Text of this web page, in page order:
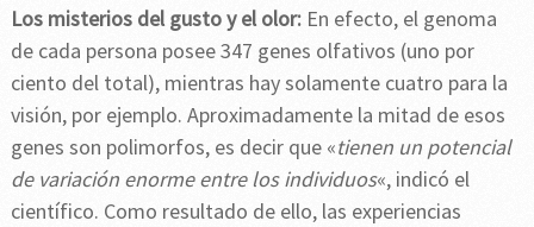
Los misterios del gusto y el olor:En efecto, el genoma
de cada persona posee 347 genes olfativos (uno por
ciento del total), mientras hay solamente cuatro para la
visión, por ejemplo. Aproximadamente la mitad de esos
genes son polimorfos, es decir que «tienen un potencial
de variación enorme entre los individuos«, indicó el
científico. Como resultado de ello, las experiencias